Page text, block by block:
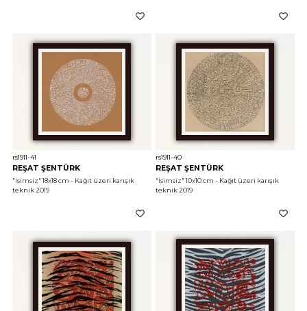
rs1911-41
REŞAT ŞENTÜRK
"İsimsiz" 18x18 cm - Kağıt üzeri karışık
teknik 2019
rs1911-40
REŞAT ŞENTÜRK
"İsimsiz" 10x10 cm - Kağıt üzeri karışık
teknik 2019